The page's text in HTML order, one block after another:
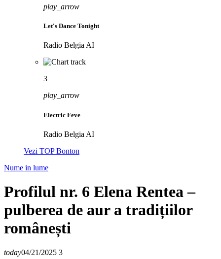
play_arrow
Let's Dance Tonight
Radio Belgia AI
3
play_arrow
Electric Feve
Radio Belgia AI
Vezi TOP Bonton
Nume in lume
Profilul nr. 6 Elena Rentea –
pulberea de aur a tradițiilor
românești
today04/21/2025 3